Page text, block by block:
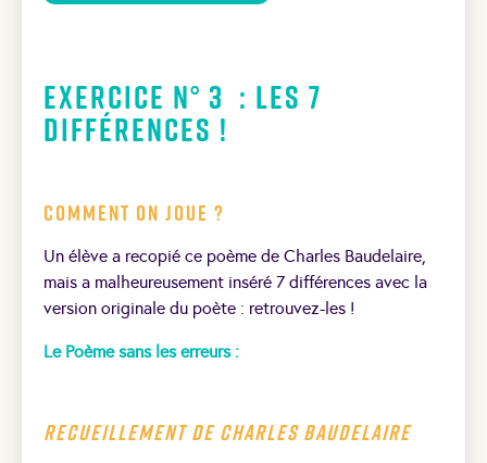
Exercice N° 3 : Les 7
différences !
Comment on joue ?
Un élève a recopié ce poème de Charles Baudelaire,
mais a malheureusement inséré 7 différences avec la
version originale du poète : retrouvez-les !
Le Poème sans les erreurs :
Recueillement de Charles Baudelaire